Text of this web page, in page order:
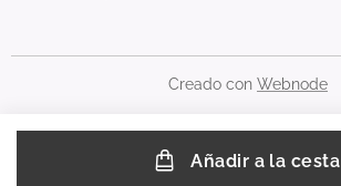
Añadir a la cesta
Creado con Webnode